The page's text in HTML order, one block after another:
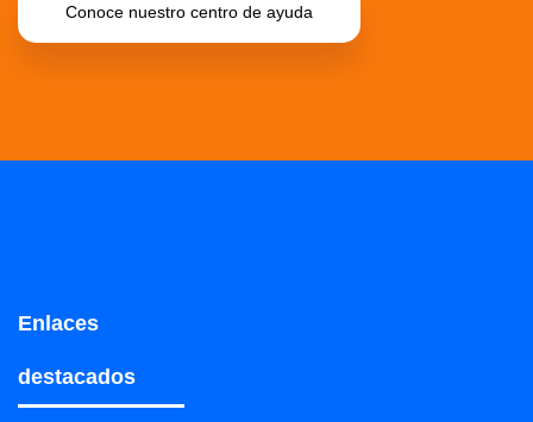
Conoce nuestro centro de ayuda
Enlaces
destacados